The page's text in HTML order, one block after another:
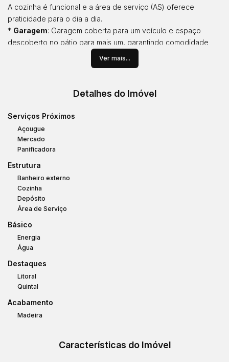
A cozinha é funcional e a área de serviço (AS) oferece
praticidade para o dia a dia.
* Garagem: Garagem coberta para um veículo e espaço
descoberto no pátio para mais um, garantindo comodidade
Segurança e Privacidade:
Toda murada, proporcionando
Ver mais...
Detalhes do Imóvel
Serviços Próximos
Açougue
Mercado
Panificadora
Estrutura
Banheiro externo
Cozinha
Depósito
Área de Serviço
Básico
Energia
Água
Destaques
Litoral
Quintal
Acabamento
Madeira
Características do Imóvel